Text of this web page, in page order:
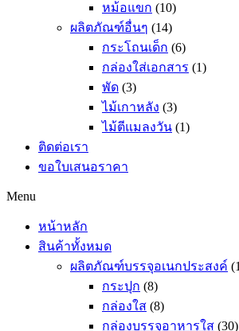
หม้อแขก (10)
ผลิตภัณฑ์อื่นๆ (14)
กระโถนเด็ก (6)
กล่องใส่เอกสาร (1)
พัด (3)
ไม้เกาหลัง (3)
ไม้ตีแมลงวัน (1)
ติดต่อเรา
ขอใบเสนอราคา
Menu
หน้าหลัก
สินค้าทั้งหมด
ผลิตภัณฑ์บรรจุอเนกประสงค์
กระปุก (8)
กล่องใส (8)
กล่องบรรจุอาหารใส (30)